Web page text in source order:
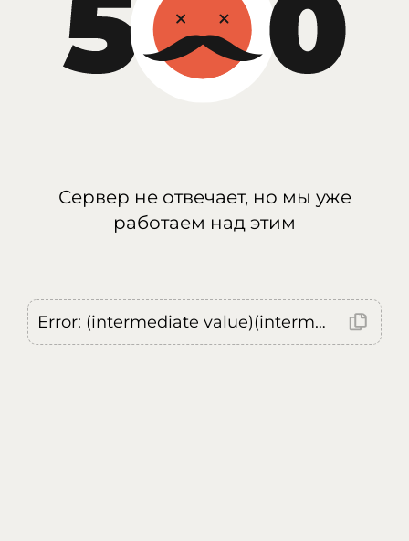
Сервер не отвечает, но мы уже
работаем над этим
Error: (intermediate value)(intermediate value)(intermediate value).replaceAll is not a function